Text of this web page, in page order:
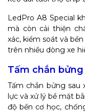
LedPro A8 Special
mà còn cải thiện
xác, kiểm soát và
trên nhiều dòng xe
Tấm chắn
Tấm chắn bửng
lực và xử lý bề mặt
độ bền cơ học,